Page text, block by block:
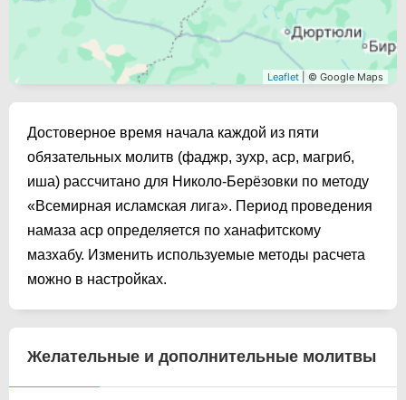
Leaflet | © Google Maps
Достоверное время начала каждой из пяти
обязательных молитв (фаджр, зухр, аср, магриб,
иша) рассчитано для Николо-Берёзовки по методу
«Всемирная исламская лига». Период проведения
намаза аср определяется по ханафитскому
мазхабу. Изменить используемые методы расчета
можно в настройках.
Желательные и дополнительные молитвы